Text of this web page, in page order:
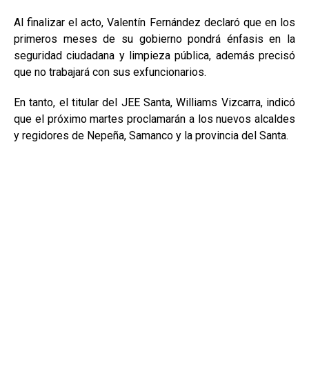
Al finalizar el acto, Valentín Fernández declaró que en los
primeros meses de su gobierno pondrá énfasis en la
seguridad ciudadana y limpieza pública, además precisó
que no trabajará con sus exfuncionarios.
En tanto, el titular del JEE Santa, Williams Vizcarra, indicó
que el próximo martes proclamarán a los nuevos alcaldes
y regidores de Nepeña, Samanco y la provincia del Santa.